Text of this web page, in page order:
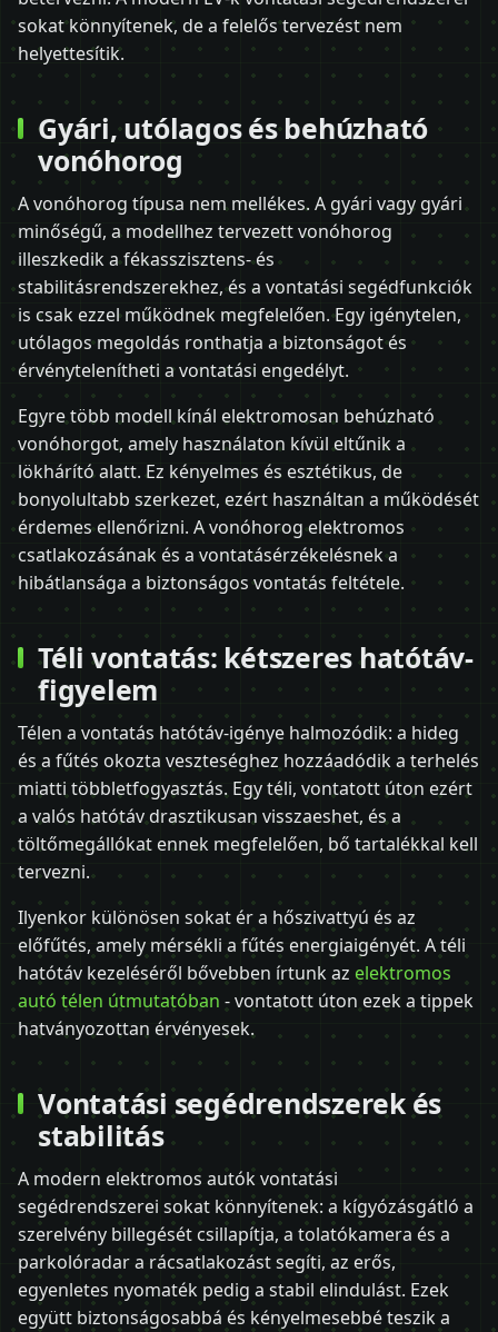
sokat könnyítenek, de a felelős tervezést nem
helyettesítik.
Gyári, utólagos és behúzható
vonóhorog
A vonóhorog típusa nem mellékes. A gyári vagy gyári
minőségű, a modellhez tervezett vonóhorog
illeszkedik a fékasszisztens- és
stabilitásrendszerekhez, és a vontatási segédfunkciók
is csak ezzel működnek megfelelően. Egy igénytelen,
utólagos megoldás ronthatja a biztonságot és
érvénytelenítheti a vontatási engedélyt.
Egyre több modell kínál elektromosan behúzható
vonóhorgot, amely használaton kívül eltűnik a
lökhárító alatt. Ez kényelmes és esztétikus, de
bonyolultabb szerkezet, ezért használtan a működését
érdemes ellenőrizni. A vonóhorog elektromos
csatlakozásának és a vontatásérzékelésnek a
hibátlansága a biztonságos vontatás feltétele.
Téli vontatás: kétszeres hatótáv-
figyelem
Télen a vontatás hatótáv-igénye halmozódik: a hideg
és a fűtés okozta veszteséghez hozzáadódik a terhelés
miatti többletfogyasztás. Egy téli, vontatott úton ezért
a valós hatótáv drasztikusan visszaeshet, és a
töltőmegállókat ennek megfelelően, bő tartalékkal kell
tervezni.
Ilyenkor különösen sokat ér a hőszivattyú és az
előfűtés, amely mérsékli a fűtés energiaigényét. A téli
hatótáv kezeléséről bővebben írtunk az elektromos
autó télen útmutatóban - vontatott úton ezek a tippek
hatványozottan érvényesek.
Vontatási segédrendszerek és
stabilitás
A modern elektromos autók vontatási
segédrendszerei sokat könnyítenek: a kígyózásgátló a
szerelvény billegését csillapítja, a tolatókamera és a
parkolóradar a rácsatlakozást segíti, az erős,
egyenletes nyomaték pedig a stabil elindulást. Ezek
együtt biztonságosabbá és kényelmesebbé teszik a